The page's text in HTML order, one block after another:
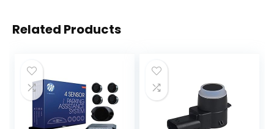
Related Products